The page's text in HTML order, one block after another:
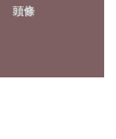
頭條
社會